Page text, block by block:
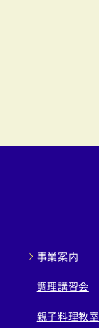
事業案内
調理講習会
親子料理教室